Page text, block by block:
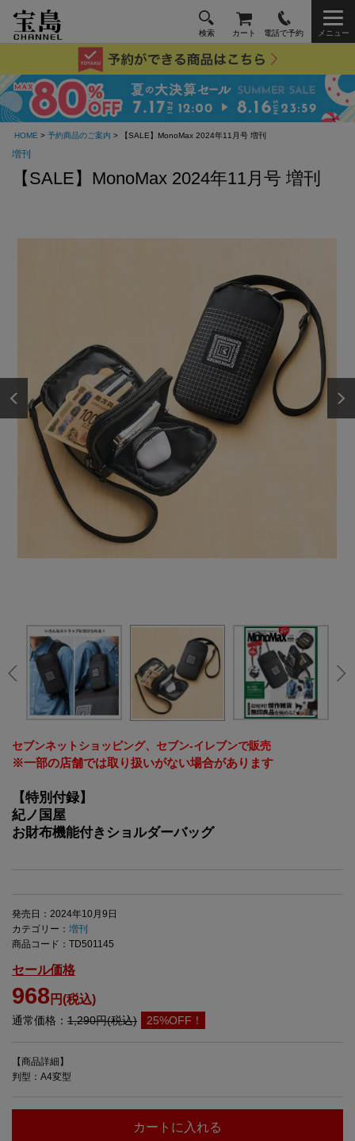
検索 カート 電話で予約 メニュー
HOME > 予約商品のご案内 > 【SALE】MonoMax 2024年11月号 増刊
増刊
【SALE】MonoMax 2024年11月号 増刊
セブンネットショッピング、セブン‐イレブンで販売
※一部の店舗では取り扱いがない場合があります
【特別付録】
紀ノ国屋
お財布機能付きショルダーバッグ
発売日：2024年10月9日
カテゴリー： 増刊
商品コード：TD501145
セール価格
968円(税込)
通常価格： 1,290円(税込) 25%OFF！
【商品詳細】
判型：A4変型
カートに入れる